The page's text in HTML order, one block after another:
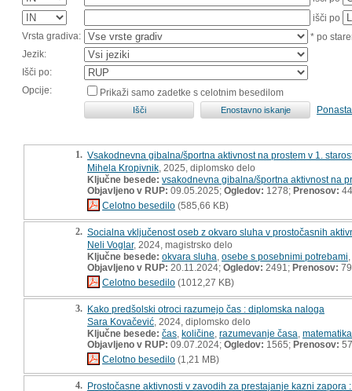
išči po
Vrsta gradiva:
* po
Jezik:
Išči po:
Opcije:
Prikaži samo zadetke s celotnim besedilom
1. Vsakodnevna gibalna/športna aktivnost na prostem v 1.
Mihela Kropivnik , 2025, diplomsko delo
Ključne besede: vsakodnevna gibalna/športna aktivnost na
Objavljeno v RUP: 09.05.2025; Ogledov: 1278; Prenosov: 44
Celotno besedilo (585,66 KB)
2. Socialna vključenost oseb z okvaro sluha v prostočasnih
Neli Voglar, 2024, magistrsko delo
Ključne besede: okvara sluha osebe s posebnimi potrebami
Objavljeno v RUP: 20.11.2024; Ogledov: 2491; Prenosov: 79
Celotno besedilo (1012,27 KB)
3. Kako predšolski otroci razumejo čas : diplomska naloga
Sara Kovačević , 2024, diplomsko delo
Ključne besede: čas količine razumevanje časa matematika
Objavljeno v RUP: 09.07.2024; Ogledov: 1565; Prenosov: 57
Celotno besedilo (1,21 MB)
4. Prostočasne aktivnosti v zavodih za prestajanje kazni zapora